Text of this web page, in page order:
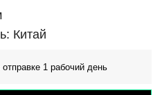
Китай
отправке 1 рабочий день